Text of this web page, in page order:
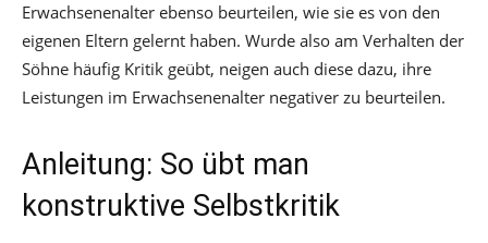
Erwachsenenalter ebenso beurteilen, wie sie es von den
eigenen Eltern gelernt haben. Wurde also am Verhalten der
Söhne häufig Kritik geübt, neigen auch diese dazu, ihre
Leistungen im Erwachsenenalter negativer zu beurteilen.
Anleitung: So übt man
konstruktive Selbstkritik